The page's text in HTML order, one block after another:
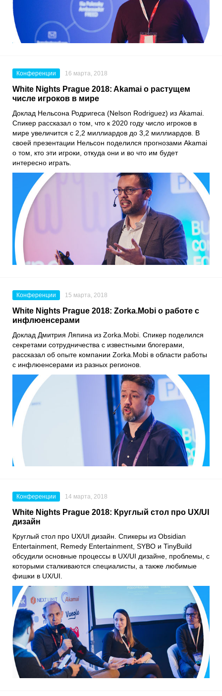
Конференции 16 марта, 2018
White Nights Prague 2018: Akamai о растущем
числе игроков в мире
Доклад Нельсона Родригеса (Nelson Rodriguez) из Akamai.
Спикер рассказал о том, что к 2020 году число игроков в
мире увеличится с 2,2 миллиардов до 3,2 миллиардов. В
своей презентации Нельсон поделился прогнозами Akamai
о том, кто эти игроки, откуда они и во что им будет
интересно играть.
Конференции 15 марта, 2018
White Nights Prague 2018: Zorka.Mobi о работе с
инфлюенсерами
Доклад Дмитрия Ляпина из Zorka.Mobi. Спикер поделился
секретами сотрудничества с известными блогерами,
рассказал об опыте компании Zorka.Mobi в области работы
с инфлюенсерами из разных регионов.
Конференции 14 марта, 2018
White Nights Prague 2018: Круглый стол про UX/UI
дизайн
Круглый стол про UX/UI дизайн. Спикеры из Obsidian
Entertainment, Remedy Entertainment, SYBO и TinyBuild
обсудили основные процессы в UX/UI дизайне, проблемы, с
которыми сталкиваются специалисты, а также любимые
фишки в UX/UI.